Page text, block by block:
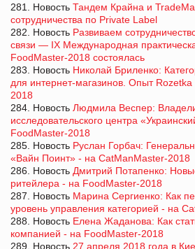
281. Новость Тандем Крайна и
сотрудничества по Private Label
282. Новость Развиваем
связи — IX Международная
FoodMaster-2018 состоялась
283. Новость Николай Бриленко:
для интернет-магазинов. Опыт
2018
284. Новость Людмила Веспер:
исследовательского центра
FoodMaster-2018
285. Новость Руслан Горбач:
«Вайн Поинт» - на CatManMaster-2018
286. Новость Дмитрий Потапенко:
ритейлера - на FoodMaster-2018
287. Новость Марина Сергиенко: Как
уровень управления категорией - на
288. Новость Елена Жаданова: Как
компанией - на FoodMaster-2018
289. Новость 27 апреля 2018 года в